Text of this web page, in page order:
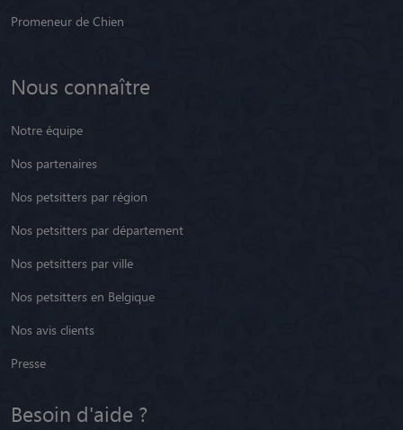
Promeneur de Chien
Nous connaître
Notre équipe
Nos partenaires
Nos petsitters par région
Nos petsitters par département
Nos petsitters par ville
Nos petsitters en Belgique
Nos avis clients
Presse
Besoin d'aide ?